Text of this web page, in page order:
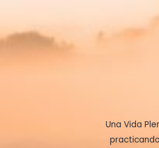
Una Vida
practicando